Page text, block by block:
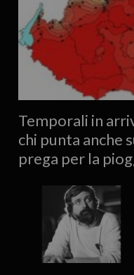
Temporali in
chi punta anche
prega per la